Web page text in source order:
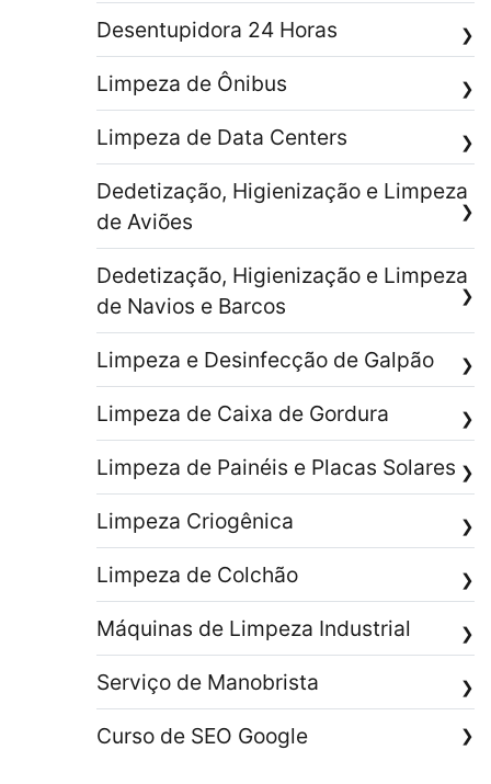
Desentupidora 24 Horas ❯
Limpeza de Ônibus ❯
Limpeza de Data Centers ❯
Dedetização, Higienização e Limpeza
de Aviões
❯
Dedetização, Higienização e Limpeza
de Navios e Barcos
❯
Limpeza e Desinfecção de Galpão ❯
Limpeza de Caixa de Gordura ❯
Limpeza de Painéis e Placas Solares ❯
Limpeza Criogênica ❯
Limpeza de Colchão ❯
Máquinas de Limpeza Industrial ❯
Serviço de Manobrista ❯
Curso de SEO Google ❯